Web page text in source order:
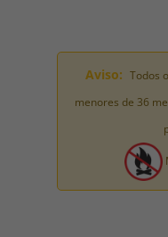
Aviso: Todos
menores de 36